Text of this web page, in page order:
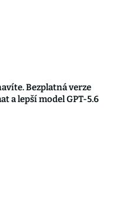
Bezplatná verze
a lepší model GPT-5.6